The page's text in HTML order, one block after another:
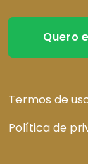
Quero
Termos de
Política de